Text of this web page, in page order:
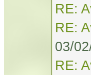
RE:
RE:
03/
RE: